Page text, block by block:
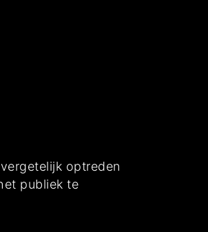
optreden
publiek te